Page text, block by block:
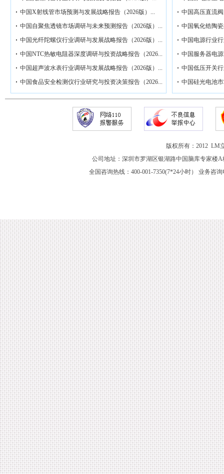
中国X射线管市场预测与发展战略报告（2026版）...
中国自聚焦透镜市场调研与未来预测报告（2026版）...
中国光纤陀螺仪行业调研与发展战略报告（2026版）...
中国NTC热敏电阻器深度调研与投资战略报告（2026...
中国超声波水表行业调研与发展战略报告（2026版）...
中国食品安全检测仪行业研究与投资决策报告（2026...
中国高压直流
中国氧化锆陶
中国电源行业
中国服务器电
中国低压开关
中国硅光电池
版权所有：2012 LM
公司地址：深圳市罗湖区银湖路中国脑库专家楼
全国咨询热线：400-001-7350(7*24小时） 业务咨